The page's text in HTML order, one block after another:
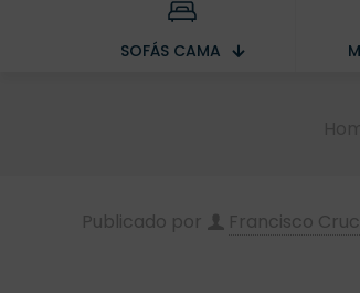
SOFÁS CAMA
Publicado por Francisco